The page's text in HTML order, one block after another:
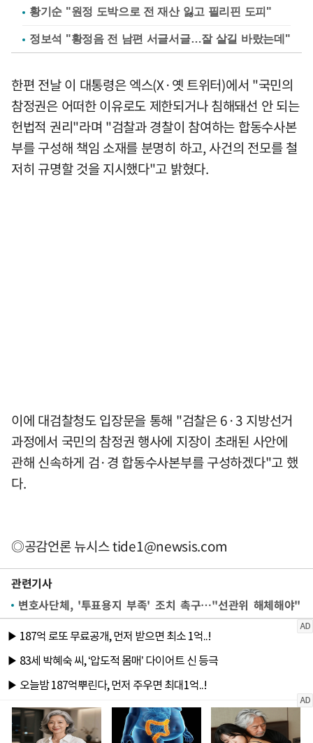
황기순 "원정 도박으로 전 재산 잃고 필리핀 도피"
정보석 "황정음 전 남편 서글서글…잘 살길 바랐는데"
한편 전날 이 대통령은 엑스(X·옛 트위터)에서 "국민의
참정권은 어떠한 이유로도 제한되거나 침해돼선 안 되는
헌법적 권리"라며 "검찰과 경찰이 참여하는 합동수사본
부를 구성해 책임 소재를 분명히 하고, 사건의 전모를 철
저히 규명할 것을 지시했다"고 밝혔다.
이에 대검찰청도 입장문을 통해 "검찰은 6·3 지방선거
과정에서 국민의 참정권 행사에 지장이 초래된 사안에
관해 신속하게 검·경 합동수사본부를 구성하겠다"고 했
다.
◎공감언론 뉴시스tide1@newsis.com
관련기사
변호사단체, '투표용지 부족' 조치 촉구…"선관위 해체해야"